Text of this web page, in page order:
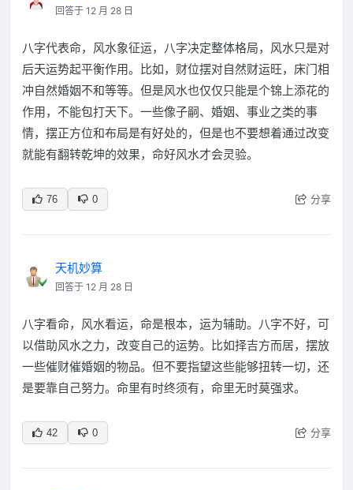
回答于 12 月 28 日
八字代表命，风水象征运，八字决定整体格局，风水只是对
后天运势起平衡作用。比如，财位摆对自然财运旺，床门相
冲自然婚姻不和等等。但是风水也仅仅只能是个锦上添花的
作用，不能包打天下。一些像子嗣、婚姻、事业之类的事
情，摆正方位和布局是有好处的，但是也不要想着通过改变
就能有翻转乾坤的效果，命好风水才会灵验。
76 0 分享
天机妙算
回答于 12 月 28 日
八字看命，风水看运，命是根本，运为辅助。八字不好，可
以借助风水之力，改变自己的运势。比如择吉方而居，摆放
一些催财催婚姻的物品。但不要指望这些能够扭转一切，还
是要靠自己努力。命里有时终须有，命里无时莫强求。
42 0 分享